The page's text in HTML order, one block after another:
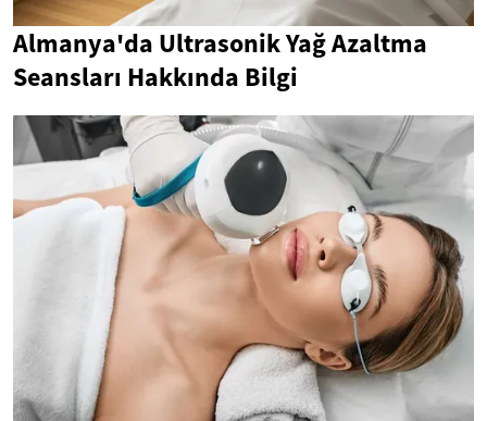
Almanya'da Ultrasonik Yağ Azaltma
Seansları Hakkında Bilgi